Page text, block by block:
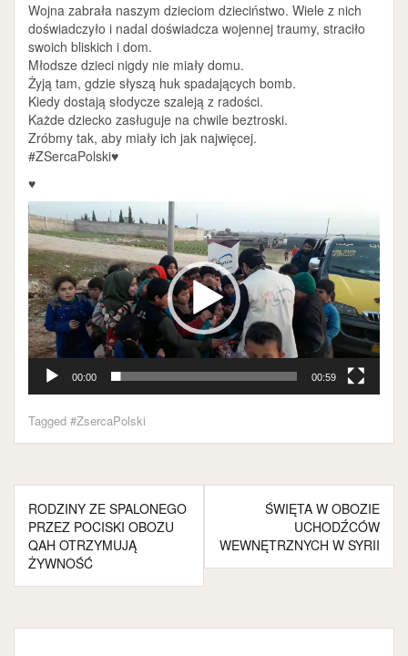
Wojna zabrała naszym dzieciom dzieciństwo. Wiele z nich
doświadczyło i nadal doświadcza wojennej traumy, straciło
swoich bliskich i dom.
Młodsze dzieci nigdy nie miały domu.
Żyją tam, gdzie słyszą huk spadających bomb.
Kiedy dostają słodycze szaleją z radości.
Każde dziecko zasługuje na chwile beztroski.
Zróbmy tak, aby miały ich jak najwięcej.
#ZSercaPolski♥️
♥
Odtwarzacz
video
00:00 00:59
Tagged #ZsercaPolski
Nawigacja
wpisu
RODZINY ZE SPALONEGO
PRZEZ POCISKI OBOZU
QAH OTRZYMUJĄ
ŻYWNOŚĆ
ŚWIĘTA W OBOZIE
UCHODŹCÓW
WEWNĘTRZNYCH W SYRII